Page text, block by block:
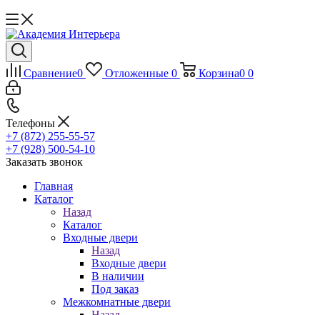
Сравнение0 Отложенные 0 Корзина0 0
Телефоны
+7 (872) 255-55-57
+7 (928) 500-54-10
Заказать звонок
Главная
Каталог
Назад
Каталог
Входные двери
Назад
Входные двери
В наличии
Под заказ
Межкомнатные двери